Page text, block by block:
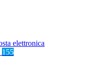
elettronica
155